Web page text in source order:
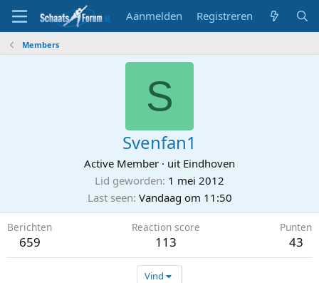
Aanmelden Registreren
Members
S
Svenfan1
Active Member · uit Eindhoven
Lid geworden 1 mei 2012
Last seen Vandaag om 11:50
Berichten
659
Reaction score
113
Punten
43
Vind